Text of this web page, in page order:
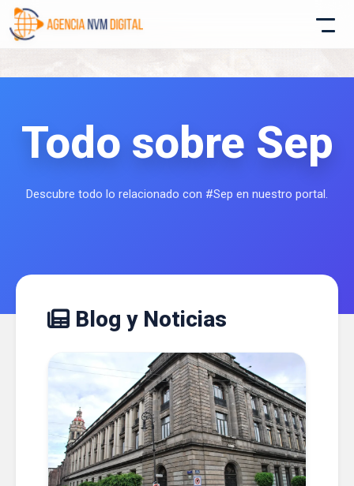
Todo sobre Sep
Descubre todo lo relacionado con #Sep en nuestro portal.
Blog y Noticias
Atencion al Cliente
Asistente conectado